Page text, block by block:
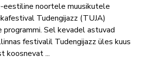
eestiline noortele muusikutele
Tudengijazz (TUJA)
programmi. Sel kevadel astuvad
festivalil Tudengijazz üles kuus
koosnevat ...